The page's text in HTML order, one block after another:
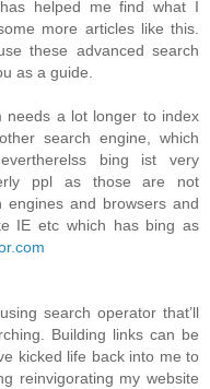
helped me find what I
more articles like this.
these advanced search
as a guide.
needs a lot longer to index
search engine, which
bing ist very
ppl as those are not
engines and browsers and
IE etc which has bing as
search operator that’ll
Building links can be
kicked life back into me to
reinvigorating my website